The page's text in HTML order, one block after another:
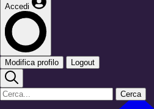
Accedi
Modifica profilo Logout
Cerca